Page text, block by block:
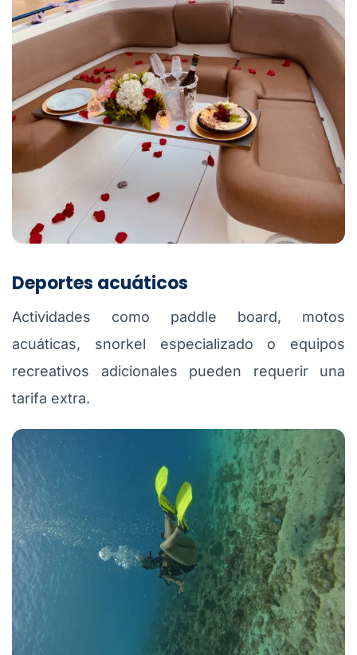
Deportes acuáticos
Actividades como paddle board, motos
acuáticas, snorkel especializado o equipos
recreativos adicionales pueden requerir una
tarifa extra.